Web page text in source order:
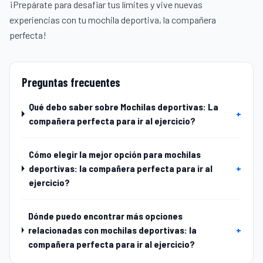
¡Prepárate para desafiar tus límites y vive nuevas
experiencias con tu mochila deportiva, la compañera
perfecta!
Preguntas frecuentes
Qué debo saber sobre Mochilas deportivas: La
compañera perfecta para ir al ejercicio?
+
Cómo elegir la mejor opción para mochilas
deportivas: la compañera perfecta para ir al
ejercicio?
+
Dónde puedo encontrar más opciones
relacionadas con mochilas deportivas: la
compañera perfecta para ir al ejercicio?
+